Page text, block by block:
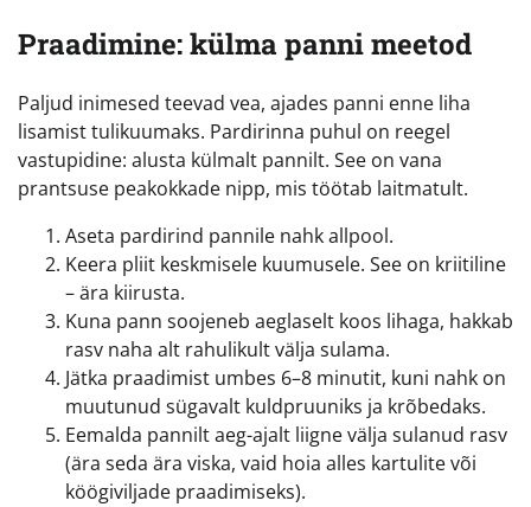
Praadimine: külma panni meetod
Paljud inimesed teevad vea, ajades panni enne liha
lisamist tulikuumaks. Pardirinna puhul on reegel
vastupidine: alusta külmalt pannilt. See on vana
prantsuse peakokkade nipp, mis töötab laitmatult.
Aseta pardirind pannile nahk allpool.
Keera pliit keskmisele kuumusele. See on kriitiline
– ära kiirusta.
Kuna pann soojeneb aeglaselt koos lihaga, hakkab
rasv naha alt rahulikult välja sulama.
Jätka praadimist umbes 6–8 minutit, kuni nahk on
muutunud sügavalt kuldpruuniks ja krõbedaks.
Eemalda pannilt aeg-ajalt liigne välja sulanud rasv
(ära seda ära viska, vaid hoia alles kartulite või
köögiviljade praadimiseks).